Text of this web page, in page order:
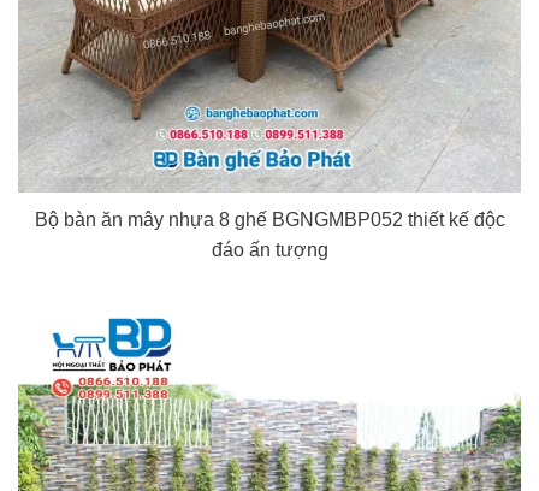
Bộ bàn ăn mây nhựa 8 ghế BGNGMBP052 thiết kế độc
đáo ấn tượng